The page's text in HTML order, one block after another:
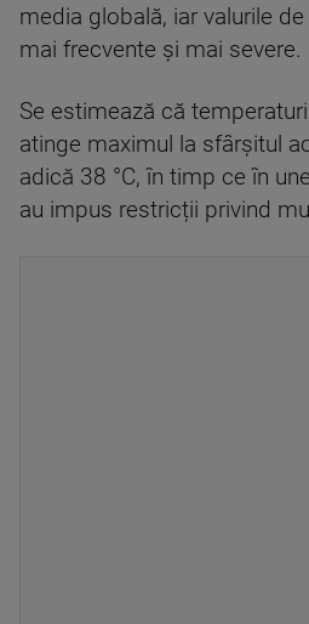
media globală, iar valurile
mai frecvente și mai severe.
Se estimează că
atinge maximul la sfârșitul
adică 38 °C, în timp ce în
au impus restricții privind